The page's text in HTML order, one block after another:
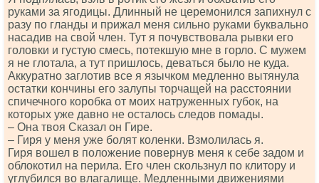
руками за ягодицы. Длинный не церемонился запихнул с
разу по гланды и прижал меня сильно руками буквально
насадив на свой член. Тут я почувствовала рывки его
головки и густую смесь, потекшую мне в горло. С мужем
я не глотала, а тут пришлось, деваться было не куда.
Аккуратно заглотив все я язычком медленно вытянула
остатки кончины его залупы торчащей на расстоянии
спичечного коробка от моих натруженных губок, на
которых уже давно не осталось следов помады.
– Она твоя Сказал он Гире.
– Гиря у меня уже болят коленки. Взмолилась я.
Гиря вошел в положение повернув меня к себе задом и
облокотил на перила. Его член скользнул по клитору и
углубился во влагалище. Медленными движениями